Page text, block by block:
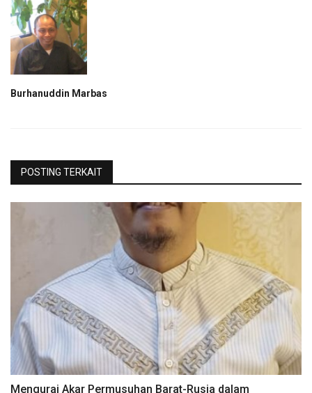
Burhanuddin Marbas
POSTING TERKAIT
Mengurai Akar Permusuhan Barat-Rusia dalam